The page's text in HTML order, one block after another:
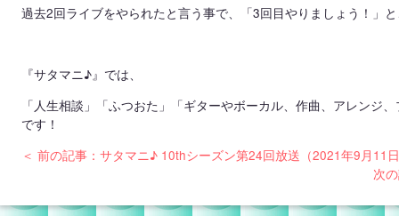
過去2回ライブをやられたと言う事で、「3回目やりましょう！」
『サタマニ♪』では、
「人生相談」「ふつおた」「ギターやボーカル、作曲、アレン
です！
＜ 前の記事：サタマニ♪ 10thシーズン第24回放送（2021年9月11
次